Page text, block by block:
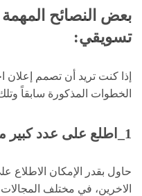
بعض النصائح
تسويقي:
إذا كنت تريد أن تصمم إعلان
الخطوات المذكورة سابقاً
1_اطلع على عدد كبير من الإعلانات:
حاول بقدر الإمكان الاطلاع
الاخرين، في مختلف